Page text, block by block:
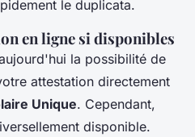
le duplicata.
en ligne si disponibles
la possibilité de
attestation directement
Unique. Cependant,
disponible.